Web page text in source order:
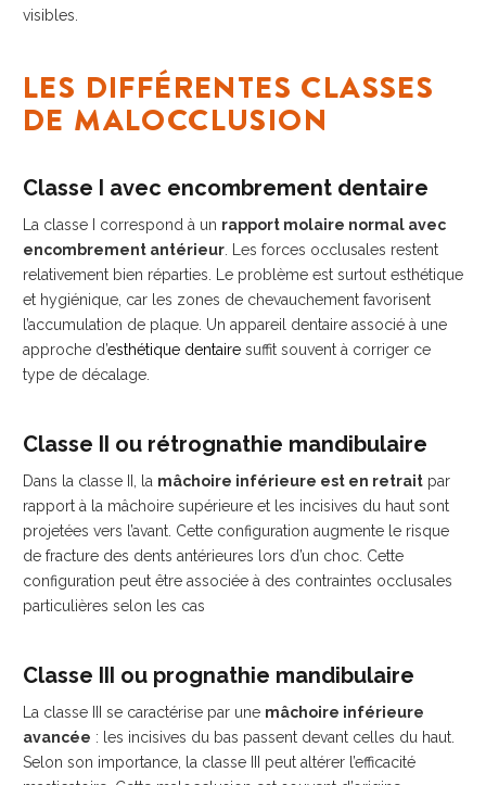
visibles.
LES DIFFÉRENTES CLASSES
DE MALOCCLUSION
Classe I avec encombrement dentaire
La classe I correspond à un rapport molaire normal avec
encombrement antérieur . Les forces occlusales restent
relativement bien réparties. Le problème est surtout esthétique
et hygiénique, car les zones de chevauchement favorisent
l’accumulation de plaque. Un appareil dentaire associé à une
approche d’esthétique dentaire suffit souvent à corriger ce
type de décalage.
Classe II ou rétrognathie mandibulaire
Dans la classe II, la mâchoire inférieure est en retrait par
rapport à la mâchoire supérieure et les incisives du haut sont
projetées vers l’avant. Cette configuration augmente le risque
de fracture des dents antérieures lors d’un choc. Cette
configuration peut être associée à des contraintes occlusales
particulières selon les cas
Classe III ou prognathie mandibulaire
La classe III se caractérise par une mâchoire inférieure
avancée : les incisives du bas passent devant celles du haut.
Selon son importance, la classe III peut altérer l’efficacité